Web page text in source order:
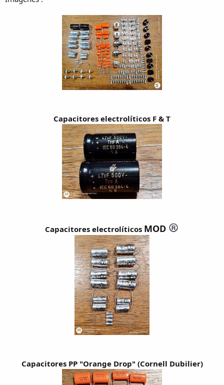
Capacitores electrolíticos F & T
Capacitores electrolíticos MOD
Capacitores PP "Orange Drop" (Cornell Dubilier)